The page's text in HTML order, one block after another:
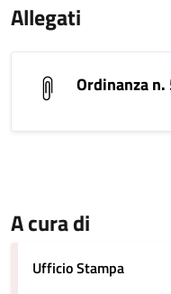
Allegati
Ordinanza
A cura di
Ufficio Stampa